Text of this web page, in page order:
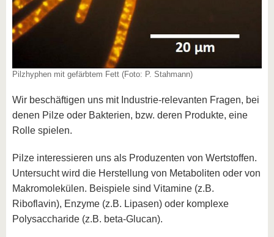
Pilzhyphen mit gefärbtem Fett (Foto: P. Stahmann)
Wir beschäftigen uns mit Industrie-relevanten Fragen, bei
denen Pilze oder Bakterien, bzw. deren Produkte, eine
Rolle spielen.
Pilze interessieren uns als Produzenten von Wertstoffen.
Untersucht wird die Herstellung von Metaboliten oder von
Makromolekülen. Beispiele sind Vitamine (z.B.
Riboflavin), Enzyme (z.B. Lipasen) oder komplexe
Polysaccharide (z.B. beta-Glucan).